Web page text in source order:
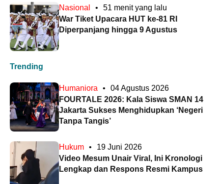
Nasional •
51 menit yang lalu
War Tiket Upacara HUT ke-81 RI
Diperpanjang hingga 9 Agustus
Trending
Humaniora •
04 Agustus 2026
FOURTALE 2026: Kala Siswa SMAN 14
Jakarta Sukses Menghidupkan ‘Negeri
Tanpa Tangis’
Hukum •
19 Juni 2026
Video Mesum Unair Viral, Ini Kronologi
Lengkap dan Respons Resmi Kampus